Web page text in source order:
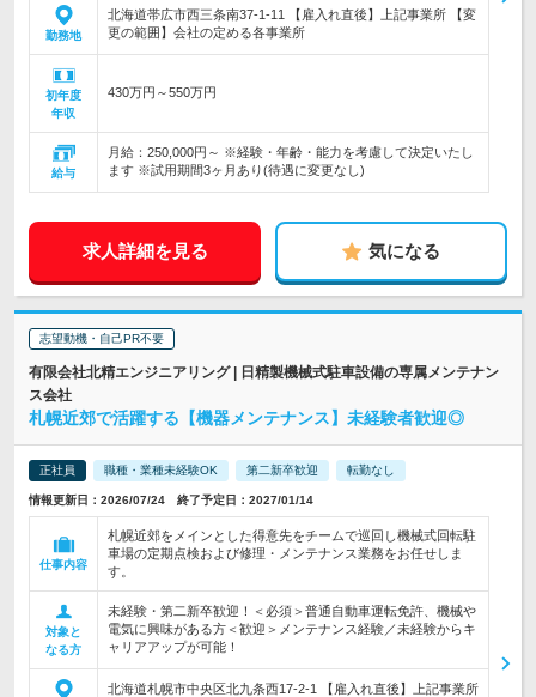
勤務地
北海道帯広市西三条南37-1-11 【雇入れ直後】上記事業所 【変
更の範囲】会社の定める各事業所
初年度
年収
430万円～550万円
給与
月給：250,000円～ ※経験・年齢・能力を考慮して決定いたし
ます ※試用期間3ヶ月あり(待遇に変更なし)
求人詳細を見る 気になる
志望動機・自己PR不要
有限会社北精エンジニアリング | 日精製機械式駐車設備の専属メンテナン
ス会社
札幌近郊で活躍する【機器メンテナンス】未経験者歓迎◎
正社員 職種・業種未経験OK 第二新卒歓迎 転勤なし
情報更新日：2026/07/24 終了予定日：2027/01/14
仕事内容
札幌近郊をメインとした得意先をチームで巡回し機械式回転駐
車場の定期点検および修理・メンテナンス業務をお任せしま
す。
対象と
なる方
未経験・第二新卒歓迎！＜必須＞普通自動車運転免許、機械や
電気に興味がある方＜歓迎＞メンテナンス経験／未経験からキ
ャリアアップが可能！
北海道札幌市中央区北九条西17-2-1 【雇入れ直後】上記事業所